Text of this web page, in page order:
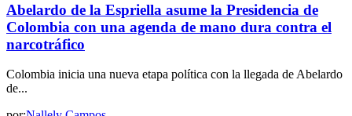
Abelardo de la Espriella asume la Presidencia de
Colombia con una agenda de mano dura contra el
narcotráfico
Colombia inicia una nueva etapa política con la llegada de Abelardo
de...